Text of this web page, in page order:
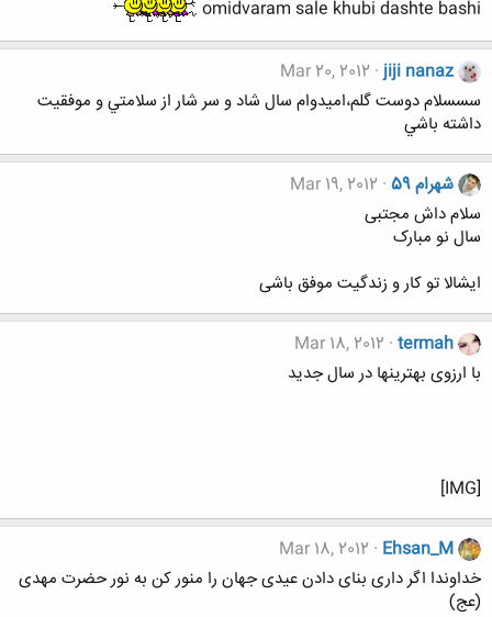
omidvaram sale khubi dashte bashi
jiji nanaz
Mar 20, 2012
سسسلام دوست گلم،اميدوام سال شاد و سر شار از سلامتي و موفقيت
داشته باشي
شهرام 59
Mar 19, 2012
سلام داش مجتبی
سال نو مبارک
ایشالا تو کار و زندگیت موفق باشی
termah
Mar 18, 2012
با ارزوی بهترینها در سال جدید
[IMG]
Ehsan_M
Mar 18, 2012
خداوندا اگر داری بنای دادن عیدی جهان را منور کن به نور حضرت مهدی
(عج)